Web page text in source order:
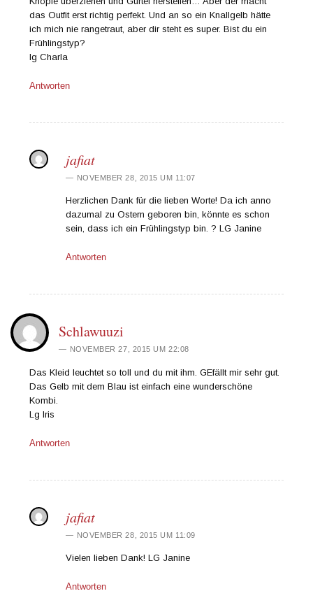
das Outfit erst richtig perfekt. Und an so ein Knallgelb hätte
ich mich nie rangetraut, aber dir steht es super. Bist du ein
Frühlingstyp?
lg Charla
Antworten
jafiat
NOVEMBER 28, 2015 UM 11:07
Herzlichen Dank für die lieben Worte! Da ich anno
dazumal zu Ostern geboren bin, könnte es schon
sein, dass ich ein Frühlingstyp bin. ? LG Janine
Antworten
Schlawuuzi
NOVEMBER 27, 2015 UM 22:08
Das Kleid leuchtet so toll und du mit ihm. GEfällt mir sehr gut.
Das Gelb mit dem Blau ist einfach eine wunderschöne
Kombi.
Lg Iris
Antworten
jafiat
NOVEMBER 28, 2015 UM 11:09
Vielen lieben Dank! LG Janine
Antworten